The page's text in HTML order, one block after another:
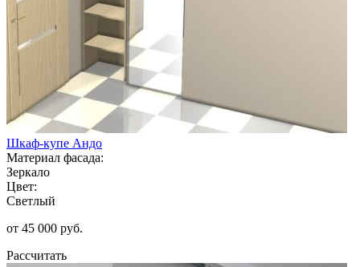
Шкаф-купе Андо
Материал фасада:
Зеркало
Цвет:
Светлый
от 45 000 руб.
Рассчитать